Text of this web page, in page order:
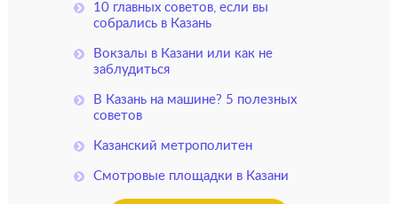
10 главных советов, если вы
собрались в Казань
Вокзалы в Казани или как не
заблудиться
В Казань на машине? 5 полезных
советов
Казанский метрополитен
Смотровые площадки в Казани